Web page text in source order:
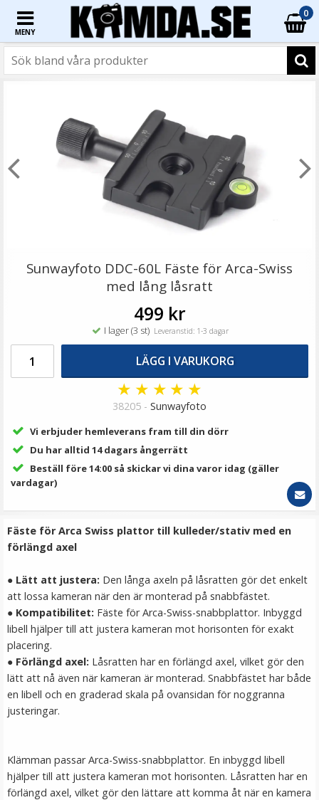
MENY
0
79 kr
LÄGG I VARUKORG
Skärmskydd & linsskydd för GoPro Hero 9/10/11/12
★★★★★
69 kr
Sunwayfoto DDC-60L Fäste för Arca-Swiss
med lång låsratt
499 kr
I lager (3 st) Leveranstid: 1-3 dagar
LÄGG I VARUKORG
★ ★ ★ ★ ★
38205 - Sunwayfoto
Vi erbjuder hemleverans fram till din dörr
Du har alltid 14 dagars ångerrätt
Beställ före 14:00 så skickar vi dina varor idag (gäller
vardagar)
Fäste för Arca Swiss plattor till kulleder/stativ med en
förlängd axel
● Lätt att justera: Den långa axeln på låsratten gör det enkelt
att lossa kameran när den är monterad på snabbfästet.
● Kompatibilitet: Fäste för Arca-Swiss-snabbplattor. Inbyggd
libell hjälper till att justera kameran mot horisonten för exakt
placering.
● Förlängd axel: Låsratten har en förlängd axel, vilket gör den
lätt att nå även när kameran är monterad. Snabbfästet har både
en libell och en graderad skala på ovansidan för noggranna
justeringar.
Klämman passar Arca-Swiss-snabbplattor. En inbyggd libell
hjälper till att justera kameran mot horisonten. Låsratten har en
förlängd axel, vilket gör den lättare att komma åt när en kamera